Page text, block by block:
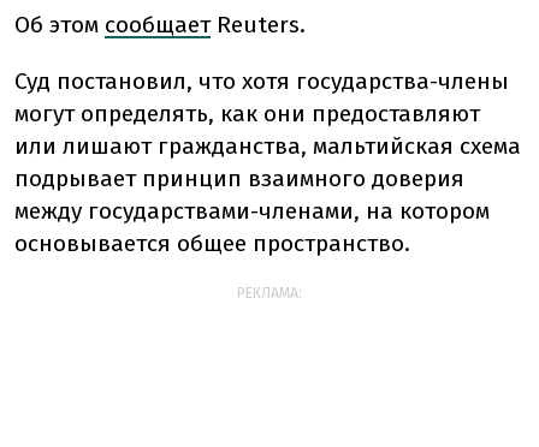
Об этом сообщает Reuters.
Суд постановил, что хотя государства-члены
могут определять, как они предоставляют
или лишают гражданства, мальтийская схема
подрывает принцип взаимного доверия
между государствами-членами, на котором
основывается общее пространство.
РЕКЛАМА: